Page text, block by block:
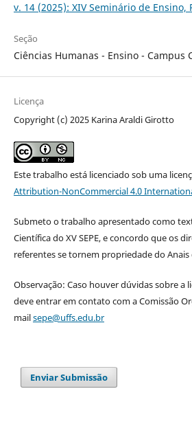
v. 14 (2025): XIV Seminário de Ensino,
Seção
Ciências Humanas - Ensino - Campus
Licença
Copyright (c) 2025 Karina Araldi Girotto
Este trabalho está licenciado sob uma
Attribution-NonCommercial 4.0
Submeto o trabalho apresentado como
Científica do XV SEPE, e concordo que os
referentes se tornem propriedade do Anais
Observação: Caso houver dúvidas sobre a
deve entrar em contato com a Comissão
mailsepe@uffs.edu.br
Enviar Submissão